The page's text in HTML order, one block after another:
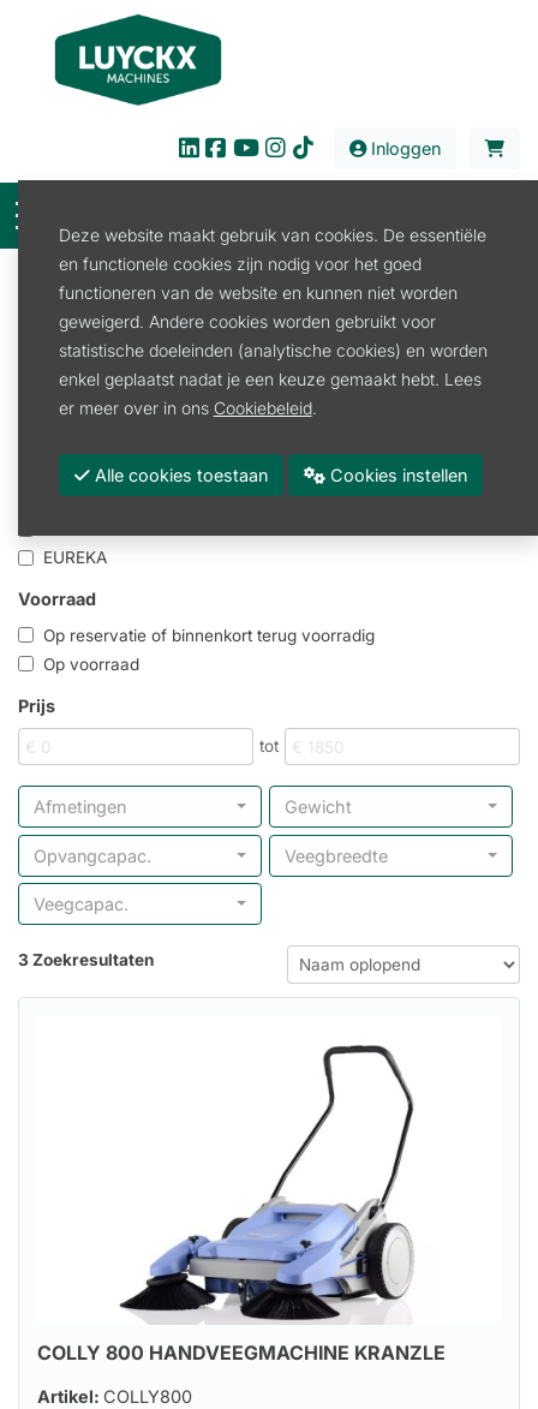
Inloggen
Filter
Verkoop
Veegmachine
Veegmachine Duwmodel
Veegmachine Duwmodel
Promoties
Merk
EUREKA
Voorraad
Op reservatie of binnenkort terug voorradig
Op voorraad
Prijs
tot
Afmetingen Gewicht
Opvangcapac. Veegbreedte
Veegcapac.
3 Zoekresultaten
COLLY 800 HANDVEEGMACHINE KRANZLE
Artikel: COLLY800
Deze website maakt gebruik van cookies. De essentiële
en functionele cookies zijn nodig voor het goed
functioneren van de website en kunnen niet worden
geweigerd. Andere cookies worden gebruikt voor
statistische doeleinden (analytische cookies) en worden
enkel geplaatst nadat je een keuze gemaakt hebt. Lees
er meer over in ons Cookiebeleid.
Alle cookies toestaan Cookies instellen